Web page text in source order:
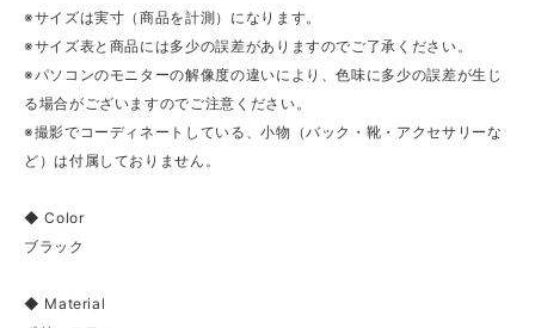
※サイズは実寸（商品を計測）になります。
※サイズ表と商品には多少の誤差がありますのでご了承ください。
※パソコンのモニターの解像度の違いにより、色味に多少の誤差が生じ
る場合がございますのでご注意ください。
※撮影でコーディネートしている、小物（バック・靴・アクセサリーな
ど）は付属しておりません。
◆ Color
ブラック
◆ Material